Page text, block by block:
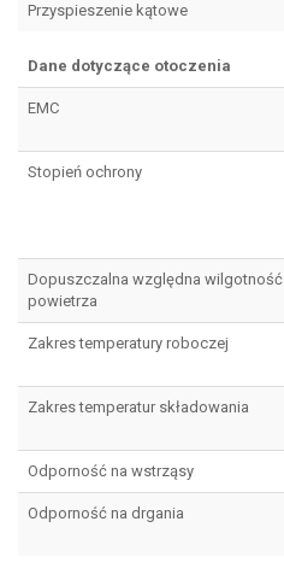
Przyspieszenie kątowe
Dane dotyczące otoczenia
EMC
Stopień ochrony
Dopuszczalna względna wilgotność
powietrza
Zakres temperatury roboczej
Zakres temperatur składowania
Odporność na wstrząsy
Odporność na drgania